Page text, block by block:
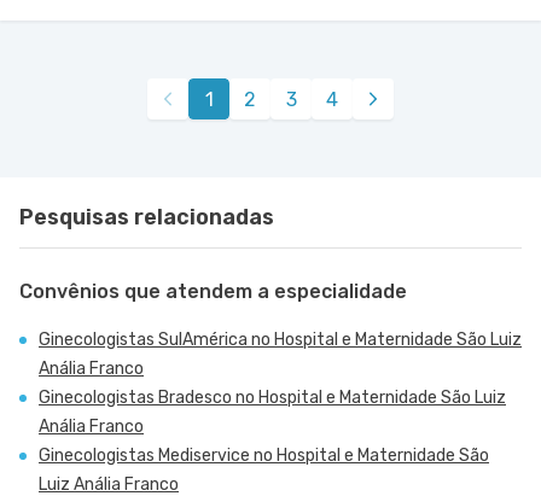
1 2 3 4
Pesquisas relacionadas
Convênios que atendem a especialidade
Ginecologistas SulAmérica no Hospital e Maternidade São Luiz
Anália Franco
Ginecologistas Bradesco no Hospital e Maternidade São Luiz
Anália Franco
Ginecologistas Mediservice no Hospital e Maternidade São
Luiz Anália Franco